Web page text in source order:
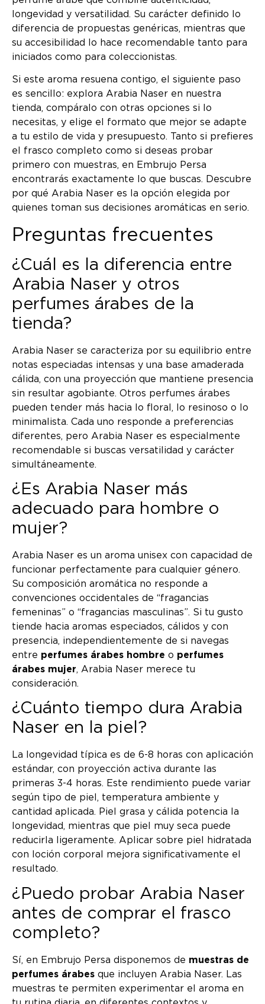
longevidad y versatilidad. Su carácter definido lo
diferencia de propuestas genéricas, mientras que
su accesibilidad lo hace recomendable tanto para
iniciados como para coleccionistas.
Si este aroma resuena contigo, el siguiente paso
es sencillo: explora Arabia Naser en nuestra
tienda, compáralo con otras opciones si lo
necesitas, y elige el formato que mejor se adapte
a tu estilo de vida y presupuesto. Tanto si prefieres
el frasco completo como si deseas probar
primero con muestras, en Embrujo Persa
encontrarás exactamente lo que buscas. Descubre
por qué Arabia Naser es la opción elegida por
quienes toman sus decisiones aromáticas en serio.
Preguntas frecuentes
¿Cuál es la diferencia entre
Arabia Naser y otros
perfumes árabes de la
tienda?
Arabia Naser se caracteriza por su equilibrio entre
notas especiadas intensas y una base amaderada
cálida, con una proyección que mantiene presencia
sin resultar agobiante. Otros perfumes árabes
pueden tender más hacia lo floral, lo resinoso o lo
minimalista. Cada uno responde a preferencias
diferentes, pero Arabia Naser es especialmente
recomendable si buscas versatilidad y carácter
simultáneamente.
¿Es Arabia Naser más
adecuado para hombre o
mujer?
Arabia Naser es un aroma unisex con capacidad de
funcionar perfectamente para cualquier género.
Su composición aromática no responde a
convenciones occidentales de “fragancias
femeninas” o “fragancias masculinas”. Si tu gusto
tiende hacia aromas especiados, cálidos y con
presencia, independientemente de si navegas
entre perfumes árabes hombre o perfumes
árabes mujer, Arabia Naser merece tu
consideración.
¿Cuánto tiempo dura Arabia
Naser en la piel?
La longevidad típica es de 6-8 horas con aplicación
estándar, con proyección activa durante las
primeras 3-4 horas. Este rendimiento puede variar
según tipo de piel, temperatura ambiente y
cantidad aplicada. Piel grasa y cálida potencia la
longevidad, mientras que piel muy seca puede
reducirla ligeramente. Aplicar sobre piel hidratada
con loción corporal mejora significativamente el
resultado.
¿Puedo probar Arabia Naser
antes de comprar el frasco
completo?
Sí, en Embrujo Persa disponemos de muestras de
perfumes árabes que incluyen Arabia Naser. Las
muestras te permiten experimentar el aroma en